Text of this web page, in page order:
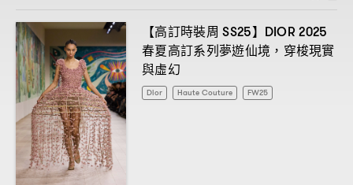
【高訂時裝周 SS25】 DIOR 2025
春夏高訂系列夢遊仙境 ， 穿梭現實
與虛幻
Dior Haute Couture FW25